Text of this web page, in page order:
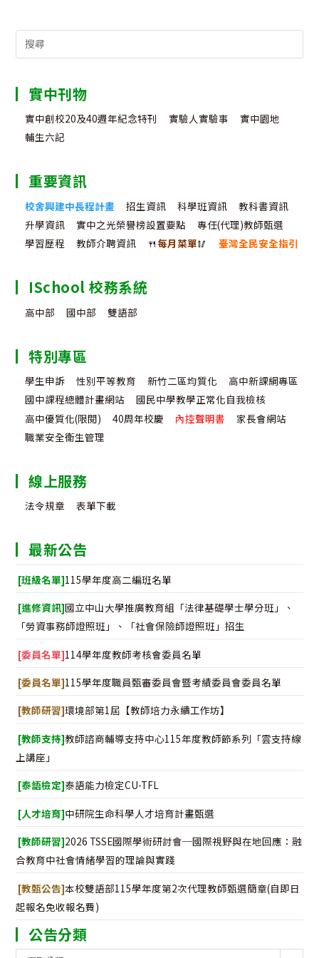
Search
實中刊物
實中創校20及40週年紀念特刊 實驗人實驗事
實中園地
輔生六記
重要資訊
校舍興建中長程計畫 招生資訊 科學班資訊
教科書資訊
升學資訊
實中之光榮譽榜設置要點
專任(代理)教師甄選
學習歷程
教師介聘資訊 🍴每月菜單🥢 臺灣全民安全指引
ISchool 校務系統
高中部 國中部 雙語部
特別專區
學生申訴 性別平等教育 新竹二區均質化
高中新課綱專區
國中課程總體計畫網站
國民中學教學正常化自我檢核
高中優質化(限閱)
40周年校慶 內控聲明書
家長會網站
職業安全衛生管理
線上服務
法令規章 表單下載
最新公告
[班級名單]115學年度高二編班名單
[進修資訊]國立中山大學推廣教育組「法律基礎學士學分班」、
「勞資事務師證照班」、「社會保險師證照班」招生
[委員名單]114學年度教師考核會委員名單
[委員名單]115學年度職員甄審委員會暨考績委員會委員名單
[教師研習]環境部第1屆【教師培力永續工作坊】
[教師支持]教師諮商輔導支持中心115年度教師節系列「雲支持線
上講座」
[泰語檢定]泰語能力檢定CU-TFL
[人才培育]中研院生命科學人才培育計畫甄選
[教師研習]2026 TSSE國際學術研討會─國際視野與在地回應：融
合教育中社會情緒學習的理論與實踐
[教甄公告]本校雙語部115學年度第2次代理教師甄選簡章(自即日
起報名免收報名費)
公告分類